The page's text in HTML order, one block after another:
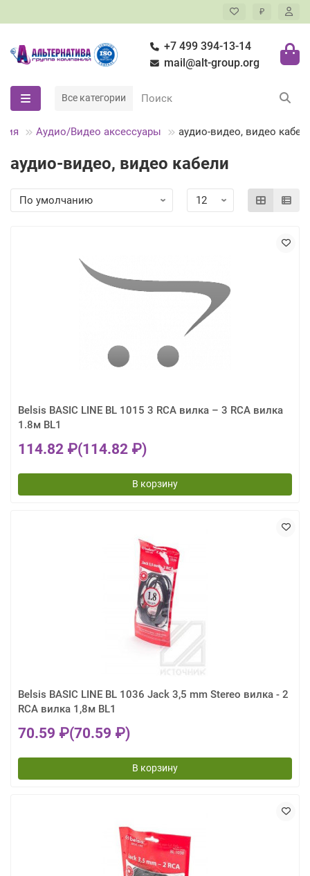
₽
+7 499 394-13-14
mail@alt-group.org
Все категории
Аудио/Видео аксессуары аудио-видео, видео
аудио-видео, видео кабели
Belsis BASIC LINE BL 1015 3 RCA вилка – 3 RCA вилка
1.8м BL1
114.82 ₽(114.82 ₽)
В корзину
Belsis BASIC LINE BL 1036 Jack 3,5 mm Stereo вилка - 2
RCA вилка 1,8м BL1
70.59 ₽(70.59 ₽)
В корзину